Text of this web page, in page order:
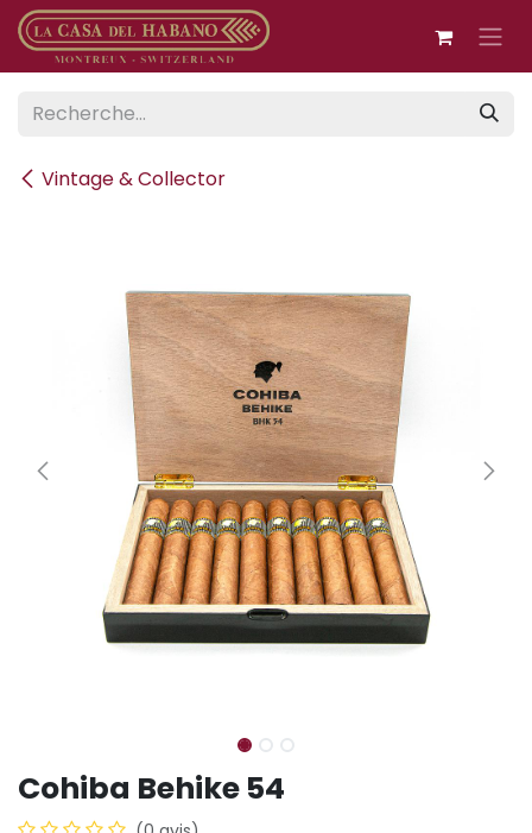
Se rendre au contenu
Vintage & Collector
Cohiba Behike 54